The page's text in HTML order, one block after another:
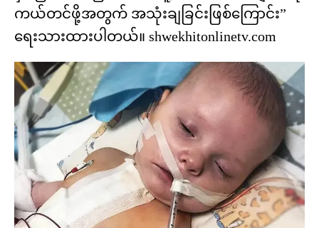
ကယ်တင်ဖို့အတွက် အသုံးချခြင်းဖြစ်ကြောင်း”
ရေးသားထားပါတယ်။ shwekhitonlinetv.com